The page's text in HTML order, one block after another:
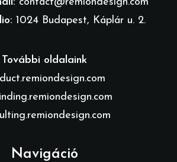
1024 Budapest, Káplár u. 2.
További oldalaink
Navigáció